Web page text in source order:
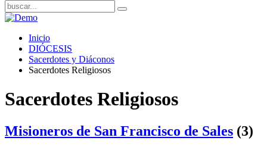
Inicio
DIÓCESIS
Sacerdotes y Diáconos
Sacerdotes Religiosos
Sacerdotes Religiosos
Misioneros de San Francisco de Sales (3)